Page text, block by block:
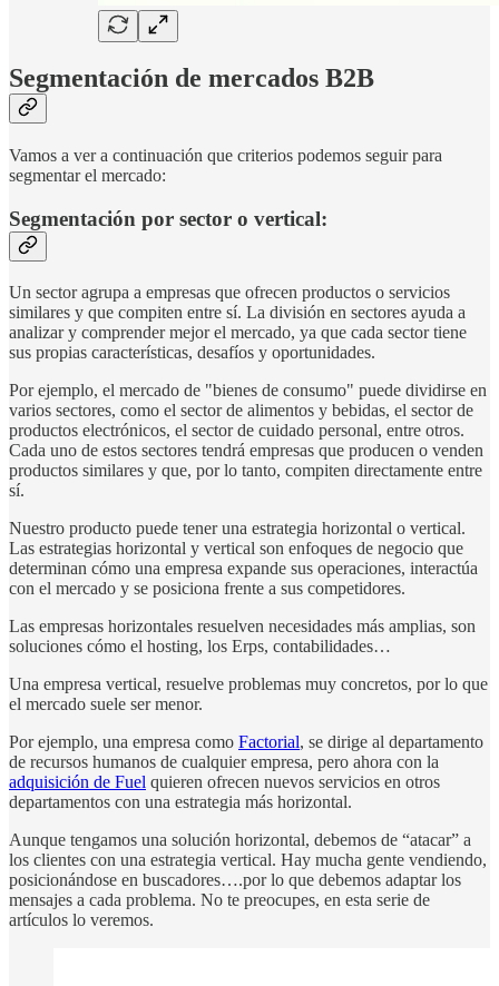
Segmentación de mercados B2B
Vamos a ver a continuación que criterios podemos seguir para
segmentar el mercado:
Segmentación por sector o vertical:
Un sector agrupa a empresas que ofrecen productos o servicios
similares y que compiten entre sí. La división en sectores ayuda a
analizar y comprender mejor el mercado, ya que cada sector tiene
sus propias características, desafíos y oportunidades.
Por ejemplo, el mercado de "bienes de consumo" puede dividirse en
varios sectores, como el sector de alimentos y bebidas, el sector de
productos electrónicos, el sector de cuidado personal, entre otros.
Cada uno de estos sectores tendrá empresas que producen o venden
productos similares y que, por lo tanto, compiten directamente entre
sí.
Nuestro producto puede tener una estrategia horizontal o vertical.
Las estrategias horizontal y vertical son enfoques de negocio que
determinan cómo una empresa expande sus operaciones, interactúa
con el mercado y se posiciona frente a sus competidores.
Las empresas horizontales resuelven necesidades más amplias, son
soluciones cómo el hosting, los Erps, contabilidades…
Una empresa vertical, resuelve problemas muy concretos, por lo que
el mercado suele ser menor.
Por ejemplo, una empresa como Factorial, se dirige al departamento
de recursos humanos de cualquier empresa, pero ahora con la
adquisición de Fuel quieren ofrecen nuevos servicios en otros
departamentos con una estrategia más horizontal.
Aunque tengamos una solución horizontal, debemos de “atacar” a
los clientes con una estrategia vertical. Hay mucha gente vendiendo,
posicionándose en buscadores….por lo que debemos adaptar los
mensajes a cada problema. No te preocupes, en esta serie de
artículos lo veremos.